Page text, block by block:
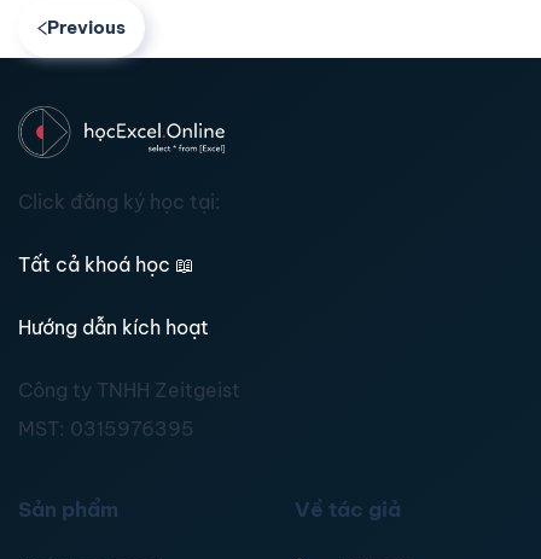
Previous
Click đăng ký học tại:
Tất cả khoá học 📖
Hướng dẫn kích hoạt
Công ty TNHH Zeitgeist
MST: 0315976395
Sản phẩm Về tác giả